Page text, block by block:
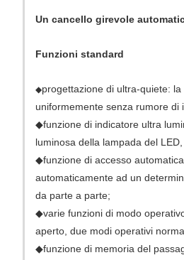
Un cancello girevole
Funzioni standard
◆progettazione di ultra-quiete:
uniformemente senza rumore di
◆funzione di indicatore ultra
luminosa della lampada del
◆funzione di accesso
automaticamente ad un
da parte a parte;
◆varie funzioni di modo
aperto, due modi operativi
◆funzione di memoria del